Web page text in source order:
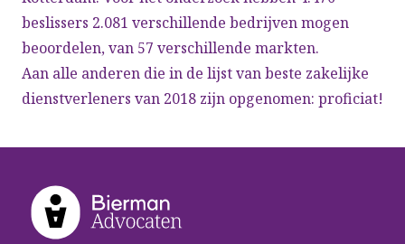
beslissers 2.081 verschillende bedrijven mogen
beoordelen, van 57 verschillende markten.
Aan alle anderen die in de lijst van beste zakelijke
dienstverleners van 2018 zijn opgenomen: proficiat!